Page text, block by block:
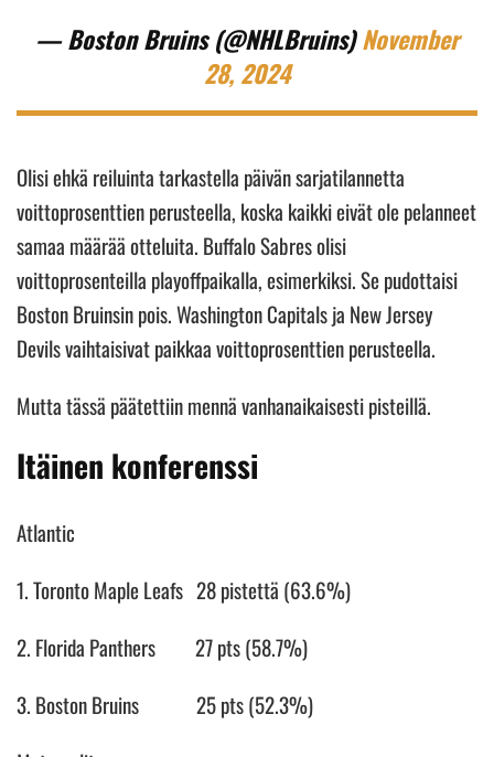
— Boston Bruins (@NHLBruins)November
28, 2024
Olisi ehkä reiluinta tarkastella päivän sarjatilannetta
voittoprosenttien perusteella, koska kaikki eivät ole pelanneet
samaa määrää otteluita. Buffalo Sabres olisi
voittoprosenteilla playoffpaikalla, esimerkiksi. Se pudottaisi
Boston Bruinsin pois. Washington Capitals ja New Jersey
Devils vaihtaisivat paikkaa voittoprosenttien perusteella.
Mutta tässä päätettiin mennä vanhanaikaisesti pisteillä.
Itäinen konferenssi
Atlantic
1. Toronto Maple Leafs 28 pistettä (63.6%)
2. Florida Panthers 27 pts (58.7%)
3. Boston Bruins 25 pts (52.3%)